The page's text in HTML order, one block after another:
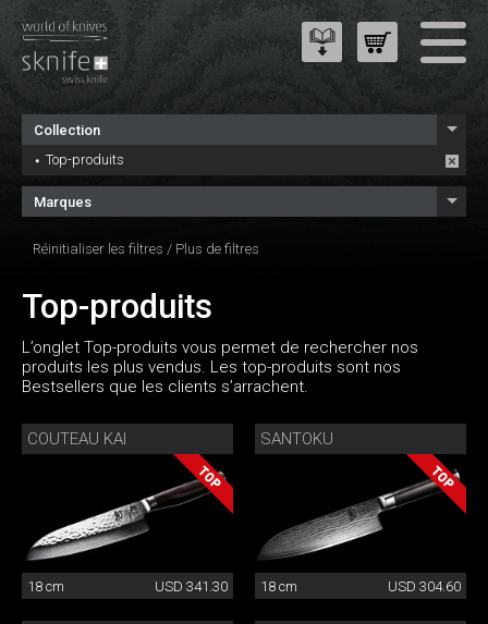
Collection
Top-produits
Marques
Réinitialiser les filtres / Plus de filtres
Top-produits
L’onglet Top-produits vous permet de rechercher nos
produits les plus vendus. Les top-produits sont nos
Bestsellers que les clients s’arrachent.
COUTEAU KAI
18 cm USD 341.30
SANTOKU
18 cm USD 304.60